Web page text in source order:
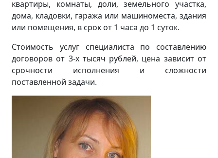
квартиры, комнаты, доли, земельного участка,
дома, кладовки, гаража или машиноместа, здания
или помещения, в срок от 1 часа до 1 суток.
Стоимость услуг специалиста по составлению
договоров от 3-х тысяч рублей, цена зависит от
срочности исполнения и сложности
поставленной задачи.